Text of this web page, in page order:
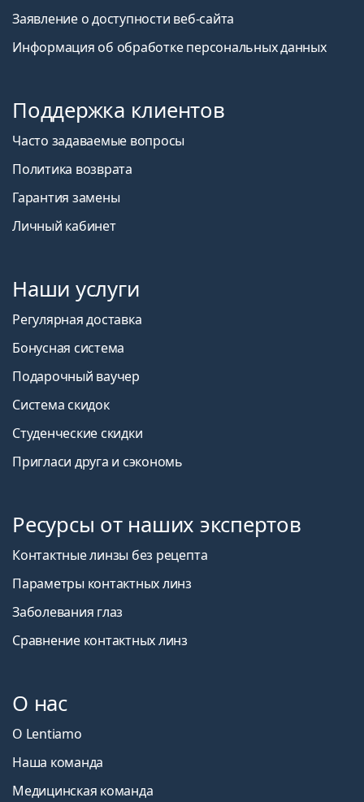
Заявление о доступности веб-сайта
Информация об обработке персональных данных
Поддержка клиентов
Часто задаваемые вопросы
Политика возврата
Гарантия замены
Личный кабинет
Наши услуги
Регулярная доставка
Бонусная система
Подарочный ваучер
Система скидок
Студенческие скидки
Пригласи друга и сэкономь
Ресурсы от наших экспертов
Контактные линзы без рецепта
Параметры контактных линз
Заболевания глаз
Сравнение контактных линз
О нас
О Lentiamo
Наша команда
Медицинская команда